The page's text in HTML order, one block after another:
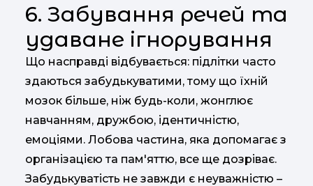
6. Забування речей та
удаване ігнорування
Що насправді відбувається: підлітки часто
здаються забудькуватими, тому що їхній
мозок більше, ніж будь-коли, жонглює
навчанням, дружбою, ідентичністю,
емоціями. Лобова частина, яка допомагає з
організацією та пам'яттю, все ще дозріває.
Забудькуватість не завжди є неуважністю –